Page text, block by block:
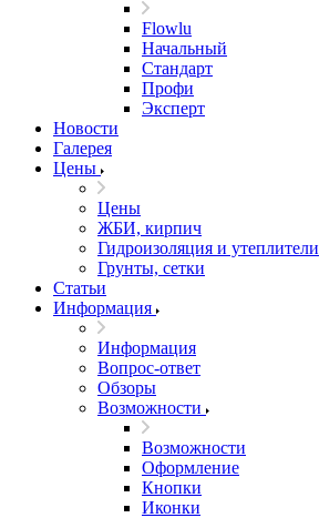
Flowlu
Начальный
Стандарт
Профи
Эксперт
Новости
Галерея
Цены
Цены
ЖБИ, кирпич
Гидроизоляция и утеплители
Грунты, сетки
Статьи
Информация
Информация
Вопрос-ответ
Обзоры
Возможности
Возможности
Оформление
Кнопки
Иконки